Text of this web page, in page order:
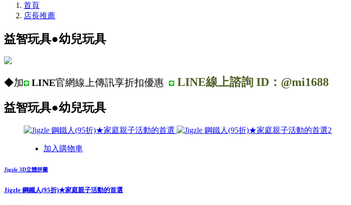
首頁
店長推薦
益智玩具●幼兒玩具
◆加 LINE官網線上傳訊享折扣優惠 LINE線上諮詢 ID：@mi1688
益智玩具●幼兒玩具
加入購物車
Jigzle 3D立體拼圖
Jigzle 鋼鐵人(95折)★家庭親子活動的首選